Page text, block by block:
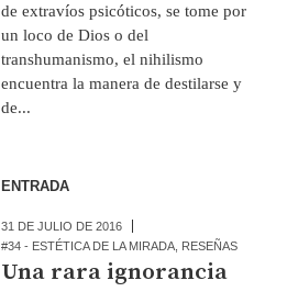
de extravíos psicóticos, se tome por
un loco de Dios o del
transhumanismo, el nihilismo
encuentra la manera de destilarse y
de...
ENTRADA
31 DE JULIO DE 2016
#34 - ESTÉTICA DE LA MIRADA RESEÑAS
Una rara ignorancia